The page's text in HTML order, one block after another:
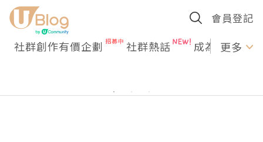
會員登記
社群創作有價企劃 社群熱話 成為U更多